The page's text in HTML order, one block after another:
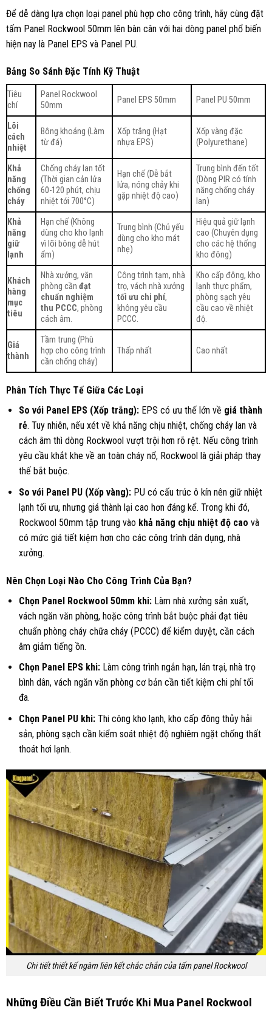
Để dễ dàng lựa chọn loại panel phù hợp cho công trình, hãy cùng đặt
tấm Panel Rockwool 50mm lên bàn cân với hai dòng panel phổ biến
hiện nay là Panel EPS và Panel PU.
Bảng So Sánh Đặc Tính Kỹ Thuật
Tiêu
chí
Panel Rockwool
50mm
Panel EPS 50mm Panel PU 50mm
Lõi
cách
nhiệt
Bông khoáng (Làm
từ đá)
Xốp trắng (Hạt
nhựa EPS)
Xốp vàng đặc
(Polyurethane)
Khả
năng
chống
cháy
Chống cháy lan tốt
(Thời gian cản lửa
60-120 phút, chịu
nhiệt tới 700°C)
Hạn chế (Dễ bắt
lửa, nóng chảy khi
gặp nhiệt độ cao)
Trung bình đến tốt
(Dòng PIR có tính
năng chống cháy
lan)
Khả
năng
giữ
lạnh
Hạn chế (Không
dùng cho kho lạnh
vì lõi bông dễ hút
ẩm)
Trung bình (Chủ yếu
dùng cho kho mát
nhẹ)
Hiệu quả giữ lạnh
cao (Chuyên dụng
cho các hệ thống
kho đông)
Khách
hàng
mục
tiêu
Nhà xưởng, văn
phòng cầnđạt
chuẩn nghiệm
thu PCCC, phòng
cách âm.
Công trình tạm, nhà
trọ, vách nhà xưởng
tối ưu chi phí,
không yêu cầu
PCCC.
Kho cấp đông, kho
lạnh thực phẩm,
phòng sạch yêu
cầu cao về nhiệt
độ.
Giá
thành
Tầm trung (Phù
hợp cho công trình
cần chống cháy)
Thấp nhất Cao nhất
Phân Tích Thực Tế Giữa Các Loại
So với Panel EPS (Xốp trắng):EPS có ưu thế lớn về giá thành
rẻ. Tuy nhiên, nếu xét về khả năng chịu nhiệt, chống cháy lan và
cách âm thì dòng Rockwool vượt trội hơn rõ rệt. Nếu công trình
yêu cầu khắt khe về an toàn cháy nổ, Rockwool là giải pháp thay
thế bắt buộc.
So với Panel PU (Xốp vàng):PU có cấu trúc ô kín nên giữ nhiệt
lạnh tối ưu, nhưng giá thành lại cao hơn đáng kể. Trong khi đó,
Rockwool 50mm tập trung vào khả năng chịu nhiệt độ cao và
có mức giá tiết kiệm hơn cho các công trình dân dụng, nhà
xưởng.
Nên Chọn Loại Nào Cho Công Trình Của Bạn?
Chọn Panel Rockwool 50mm khi:Làm nhà xưởng sản xuất,
vách ngăn văn phòng, hoặc công trình bắt buộc phải đạt tiêu
chuẩn phòng cháy chữa cháy (PCCC) để kiểm duyệt, cần cách
âm giảm tiếng ồn.
Chọn Panel EPS khi:Làm công trình ngắn hạn, lán trại, nhà trọ
bình dân, vách ngăn văn phòng cơ bản cần tiết kiệm chi phí tối
đa.
Chọn Panel PU khi:Thi công kho lạnh, kho cấp đông thủy hải
sản, phòng sạch cần kiểm soát nhiệt độ nghiêm ngặt chống thất
thoát hơi lạnh.
Chi tiết thiết kế ngàm liên kết chắc chắn của tấm panel Rockwool
Những Điều Cần Biết Trước Khi Mua Panel Rockwool